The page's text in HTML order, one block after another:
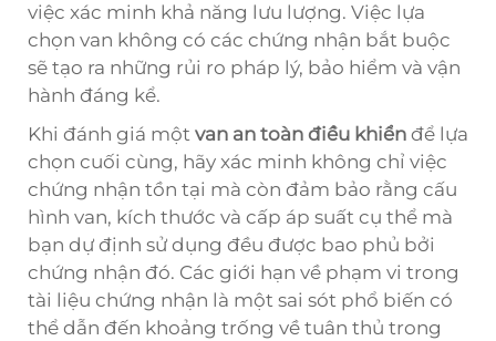
việc xác minh khả năng lưu lượng. Việc lựa
chọn van không có các chứng nhận bắt buộc
sẽ tạo ra những rủi ro pháp lý, bảo hiểm và vận
hành đáng kể.
Khi đánh giá một van an toàn điều khiển để lựa
chọn cuối cùng, hãy xác minh không chỉ việc
chứng nhận tồn tại mà còn đảm bảo rằng cấu
hình van, kích thước và cấp áp suất cụ thể mà
bạn dự định sử dụng đều được bao phủ bởi
chứng nhận đó. Các giới hạn về phạm vi trong
tài liệu chứng nhận là một sai sót phổ biến có
thể dẫn đến khoảng trống về tuân thủ trong